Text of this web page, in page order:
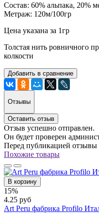
Состав: 60% альпака, 20%
Метраж: 120м/100гр
Цена указана за 1гр
Толстая нить ровничного
колкости
Добавить в сравнение
Отзывы
Оставить отзыв
Отзыв успешно отправлен.
Он будет проверен
Перед публикацией
Похожие товары
В корзину
15%
4.25 руб
Art Peru фабрика Profilo